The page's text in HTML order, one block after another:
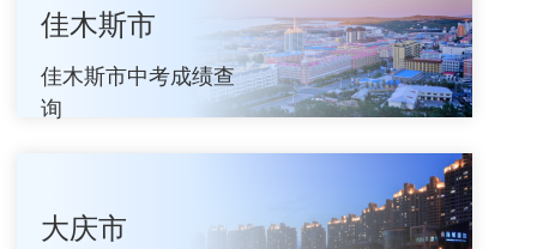
佳木斯市
佳木斯市中考成绩查
询
大庆市